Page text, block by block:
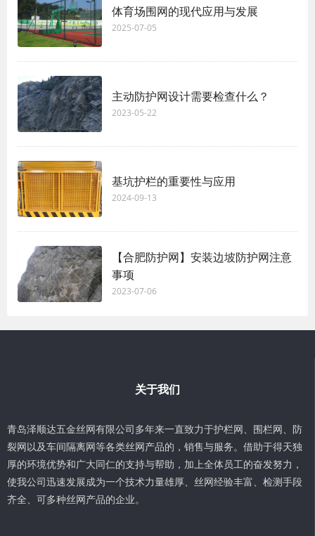
体育场围网的现代应用与发展
2025-07-05
主动防护网设计需要检查什么？
2023-05-22
基坑护栏的重要性与应用
2024-09-13
【合肥防护网】安装边坡防护网注意
事项
2023-07-06
关于我们
青岛泽顺达五金丝网有限公司多年来一直致力于护栏网、围栏网、防
裂网以及车间隔离网等各类丝网产品的，销售与服务。借助于得天独
厚的环境优势和广大同仁的支持与帮助，加上全体员工的奋发努力，
使我公司迅速发展成为一个技术力量雄厚、丝网经验丰富、检测手段
齐全、可多种丝网产品的企业。